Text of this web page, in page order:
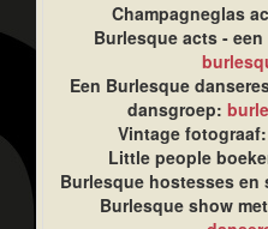
Champagneglas
Burlesque acts -
Een Burlesque
dansgroep:
Vintage fotograaf:
Little people
Burlesque hostesses en
Burlesque show